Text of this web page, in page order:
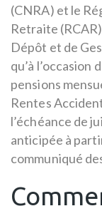
(CNRA) et le
Retraite
Dépôt et de
qu’à l’occasion
pensions
Rentes
l’échéance de
anticipée à
communiqué